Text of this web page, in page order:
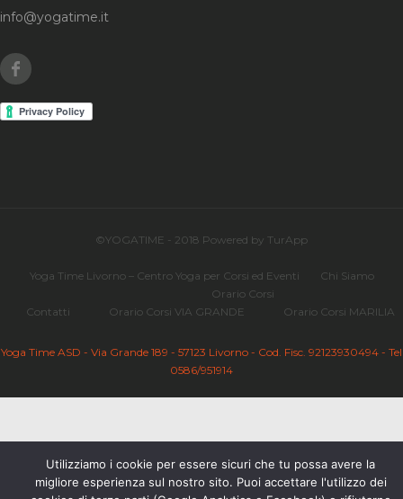
info@yogatime.it
©YOGATIME - 2018 Powered by TurApp
Yoga Time Livorno – Centro Yoga per Corsi ed Eventi Chi Siamo
Contatti
Orario Corsi
Orario Corsi VIA GRANDE
Orario Corsi MARILIA
Yoga Time ASD - Via Grande 189 - 57123 Livorno - Cod. Fisc. 92123930494 - Tel
0586/951914
Utilizziamo i cookie per essere sicuri che tu possa avere la
migliore esperienza sul nostro sito. Puoi accettare l'utilizzo dei